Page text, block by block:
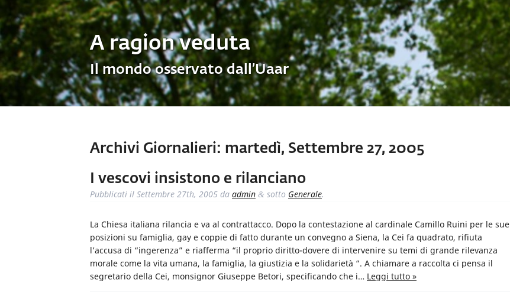
A ragion veduta
Il mondo osservato dall’Uaar
Archivi Giornalieri: martedì, Settembre 27, 2005
I vescovi insistono e rilanciano
Pubblicati il Settembre 27th, 2005 da admin & sotto Generale.
La Chiesa italiana rilancia e va al contrattacco. Dopo la contestazione al cardinale Camillo Ruini per le sue
posizioni su famiglia, gay e coppie di fatto durante un convegno a Siena, la Cei fa quadrato, rifiuta
l’accusa di “ingerenza” e riafferma “il proprio diritto-dovere di intervenire su temi di grande rilevanza
morale come la vita umana, la famiglia, la giustizia e la solidarietà “. A chiamare a raccolta ci pensa il
segretario della Cei, monsignor Giuseppe Betori, specificando che i… Leggi tutto »